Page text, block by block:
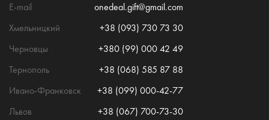
E-mail
onedeal.gift@gmail.com
Хмельницкий
+38 (093) 730 73 30
Черновцы
+380 (99) 000 42 49
Тернополь
+38 (068) 585 87 88
Ивано-Франковск
+38 (099) 000-42-77
Львов
+38 (067) 700-73-30